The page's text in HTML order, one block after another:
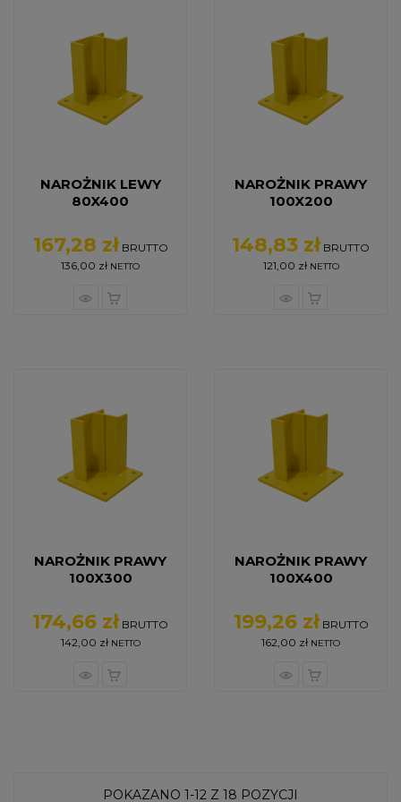
NAROŻNIK LEWY
80X400
Cena
167,28 złBRUTTO
136,00 zł NETTO
NAROŻNIK PRAWY
100X200
Cena
148,83 złBRUTTO
121,00 zł NETTO
NAROŻNIK PRAWY
100X300
Cena
174,66 złBRUTTO
142,00 zł NETTO
NAROŻNIK PRAWY
100X400
Cena
199,26 złBRUTTO
162,00 zł NETTO
POKAZANO 1-12 Z 18 POZYCJI